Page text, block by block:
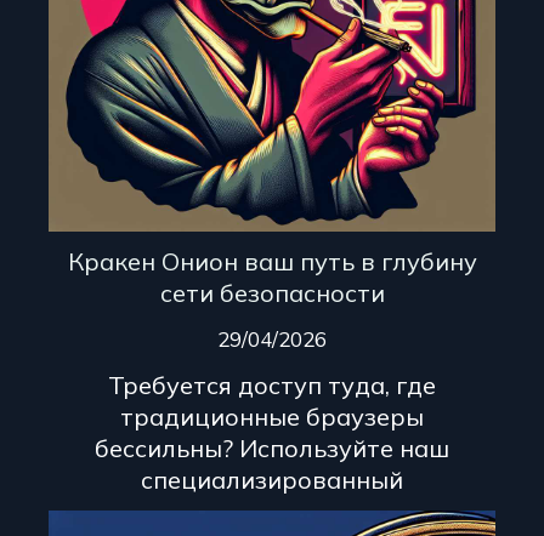
Кракен Онион ваш путь в глубину
сети безопасности
29/04/2026
Требуется доступ туда, где
традиционные браузеры
бессильны? Используйте наш
специализированный